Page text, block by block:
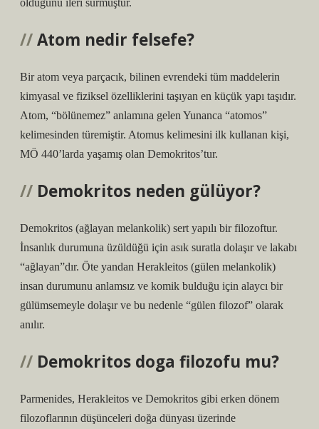
olduğunu ileri sürmüştür.
Atom nedir felsefe?
Bir atom veya parçacık, bilinen evrendeki tüm maddelerin
kimyasal ve fiziksel özelliklerini taşıyan en küçük yapı taşıdır.
Atom, “bölünemez” anlamına gelen Yunanca “atomos”
kelimesinden türemiştir. Atomus kelimesini ilk kullanan kişi,
MÖ 440’larda yaşamış olan Demokritos’tur.
Demokritos neden gülüyor?
Demokritos (ağlayan melankolik) sert yapılı bir filozoftur.
İnsanlık durumuna üzüldüğü için asık suratla dolaşır ve lakabı
“ağlayan”dır. Öte yandan Herakleitos (gülen melankolik)
insan durumunu anlamsız ve komik bulduğu için alaycı bir
gülümsemeyle dolaşır ve bu nedenle “gülen filozof” olarak
anılır.
Demokritos doga filozofu mu?
Parmenides, Herakleitos ve Demokritos gibi erken dönem
filozoflarının düşünceleri doğa dünyası üzerinde